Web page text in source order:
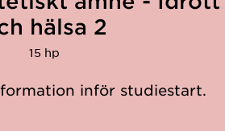
hälsa 2
15 hp
inför studiestart.